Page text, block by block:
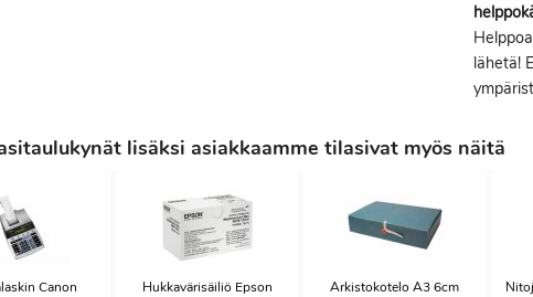
lähetä!
lisäksi asiakkaamme tilasivat myös näitä
Canon
Hukkavärisäiliö Epson
Arkistokotelo A3 6cm